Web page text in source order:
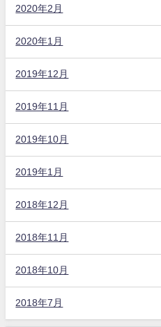
2020年2月
2020年1月
2019年12月
2019年11月
2019年10月
2019年1月
2018年12月
2018年11月
2018年10月
2018年7月